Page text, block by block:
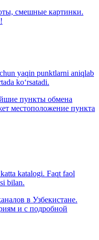
смешные картинки.
yaqin punktlarni aniqlab
ko‘rsatadi.
пункты обмена
местоположение пункта
katalogi. Faqt faol
bilan.
в Узбекистане.
и с подробной